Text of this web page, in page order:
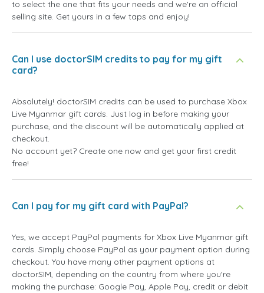
to select the one that fits your needs and we're an official
selling site. Get yours in a few taps and enjoy!
Can I use doctorSIM credits to pay for my gift
card?
Absolutely! doctorSIM credits can be used to purchase Xbox
Live Myanmar gift cards. Just log in before making your
purchase, and the discount will be automatically applied at
checkout.
No account yet? Create one now and get your first credit
free!
Can I pay for my gift card with PayPal?
Yes, we accept PayPal payments for Xbox Live Myanmar gift
cards. Simply choose PayPal as your payment option during
checkout. You have many other payment options at
doctorSIM, depending on the country from where you're
making the purchase: Google Pay, Apple Pay, credit or debit